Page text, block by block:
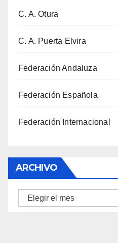
C. A. Otura
C. A. Puerta Elvira
Federación Andaluza
Federación Española
Federación Internacional
ARCHIVO
Archivo